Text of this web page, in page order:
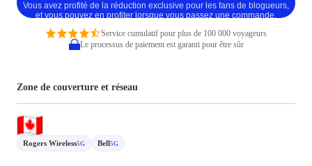
Vous avez profité de la réduction exclusive pour les fans de blogueurs,
et vous pouvez en profiter lorsque vous passez une commande.
Service cumulatif pour plus de 100 000 voyageurs
Le processus de paiement est garanti pour être sûr
Zone de couverture et réseau
Rogers Wireless5G Bell5G